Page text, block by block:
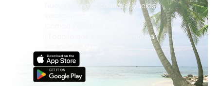
Nuevas ofertas cada día: vuelos,
vacaciones, escapadas
Cómoda gestión de reservas
¡Todo lo que importa, siempre al